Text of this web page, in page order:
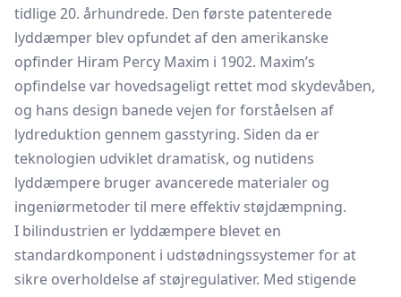
tidlige 20. århundrede. Den første patenterede
lyddæmper blev opfundet af den amerikanske
opfinder Hiram Percy Maxim i 1902. Maxim’s
opfindelse var hovedsageligt rettet mod skydevåben,
og hans design banede vejen for forståelsen af
lydreduktion gennem gasstyring. Siden da er
teknologien udviklet dramatisk, og nutidens
lyddæmpere bruger avancerede materialer og
ingeniørmetoder til mere effektiv støjdæmpning.
I bilindustrien er lyddæmpere blevet en
standardkomponent i udstødningssystemer for at
sikre overholdelse af støjregulativer. Med stigende